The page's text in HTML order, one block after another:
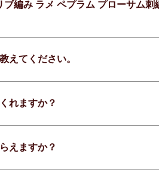
編み ラメ ペプラム プローサム
えてください。
れますか？
えますか？